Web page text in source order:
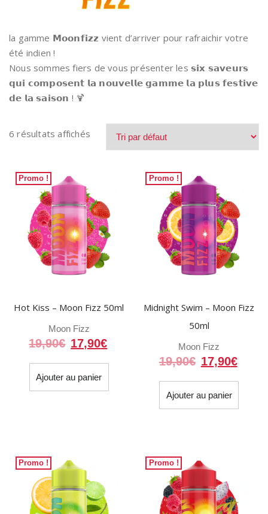
la gamme 𝗠𝗼𝗼𝗻𝗳𝗶𝘇𝘇 vient d’arriver pour rafraichir votre
été indien !
Nous sommes fiers de vous présenter les 𝘀𝗶𝘅 𝘀𝗮𝘃𝗲𝘂𝗿𝘀
𝗾𝘂𝗶 𝗰𝗼𝗺𝗽𝗼𝘀𝗲𝗻𝘁 𝗹𝗮 𝗻𝗼𝘂𝘃𝗲𝗹𝗹𝗲 𝗴𝗮𝗺𝗺𝗲 𝗹𝗮 𝗽𝗹𝘂𝘀 𝗳𝗲𝘀𝘁𝗶𝘃𝗲
𝗱𝗲 𝗹𝗮 𝘀𝗮𝗶𝘀𝗼𝗻 ! 🍹
6 résultats affichés
Promo !
Hot Kiss – Moon Fizz 50ml
Moon Fizz
19,90€ Le
initial
était :
17,90€
est :
Ajouter au panier
Promo !
Midnight Swim – Moon Fizz
50ml
Moon Fizz
19,90€ Le
initial
était :
17,90€
est :
Ajouter au panier
Promo ! Promo !